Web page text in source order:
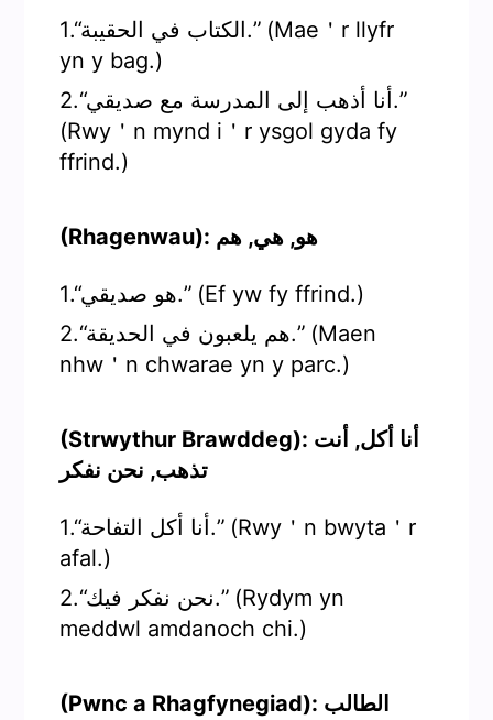
1.“الكتاب في الحقيبة.” (Mae＇r llyfr
yn y bag.)
2.“أنا أذهب إلى المدرسة مع صديقي.”
(Rwy＇n mynd i＇r ysgol gyda fy
ffrind.)
(Rhagenwau): هو, هي, هم
1.“هو صديقي.” (Ef yw fy ffrind.)
2.“هم يلعبون في الحديقة.” (Maen
nhw＇n chwarae yn y parc.)
(Strwythur Brawddeg): أنا أكل, أنت
تذهب, نحن نفكر
1.“أنا أكل التفاحة.” (Rwy＇n bwyta＇r
afal.)
2.“نحن نفكر فيك.” (Rydym yn
meddwl amdanoch chi.)
(Pwnc a Rhagfynegiad): الطالب